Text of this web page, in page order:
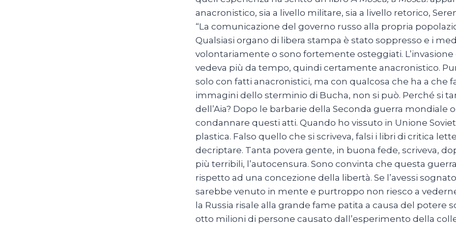
anacronistico, sia a livello militare, sia a livello retorico,
“La comunicazione del governo russo alla propria
Qualsiasi organo di libera stampa è stato soppresso e i
volontariamente o sono fortemente osteggiati.
vedeva più da tempo, quindi certamente anacronistico.
solo con fatti anacronistici, ma con qualcosa che ha a che
immagini dello sterminio di Bucha, non si può. Perché si
dell’Aia? Dopo le barbarie della Seconda guerra
condannare questi atti. Quando ho vissuto in Unione
plastica. Falso quello che si scriveva, falsi i libri di critica
decriptare. Tanta povera gente, in buona fede, scriveva,
più terribili, l’autocensura. Sono convinta che questa
rispetto ad una concezione della libertà. Se l’avessi
sarebbe venuto in mente e purtroppo non riesco a
la Russia risale alla grande fame patita a causa del potere
otto milioni di persone causato dall’esperimento della